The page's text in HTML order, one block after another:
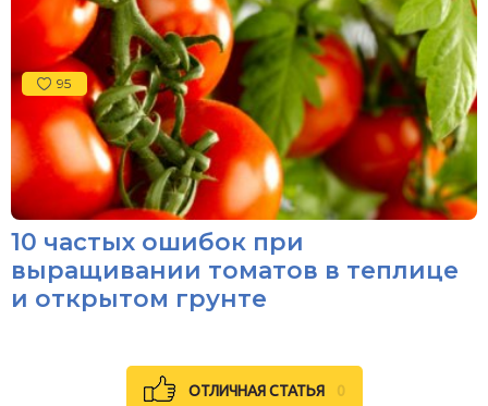
95
10 частых ошибок при
выращивании томатов в теплице
и открытом грунте
ОТЛИЧНАЯ СТАТЬЯ 0